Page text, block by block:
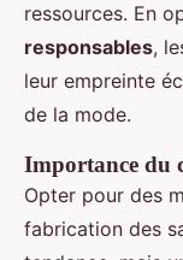
ressources. En
responsables,
leur empreinte
de la mode.
Importance du
Opter pour des
fabrication des